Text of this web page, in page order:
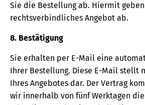
Sie die Bestellung ab. Hiermit
rechtsverbindliches Angebot ab.
8. Bestätigung
Sie erhalten per E-Mail eine
Ihrer Bestellung. Diese E-Mail stellt
Ihres Angebotes dar. Der Vertrag
wir innerhalb von fünf Werktagen